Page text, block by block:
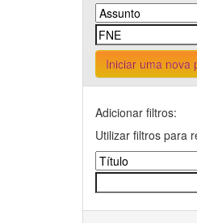
Iniciar uma nova
Adicionar filtros:
Utilizar filtros para